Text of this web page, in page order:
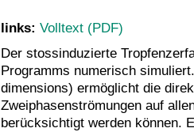
links: Volltext (PDF)
Der stossinduzierte
Programms numerisch
dimensions) ermöglicht die
Zweiphasenströmungen auf
berücksichtigt werden können.